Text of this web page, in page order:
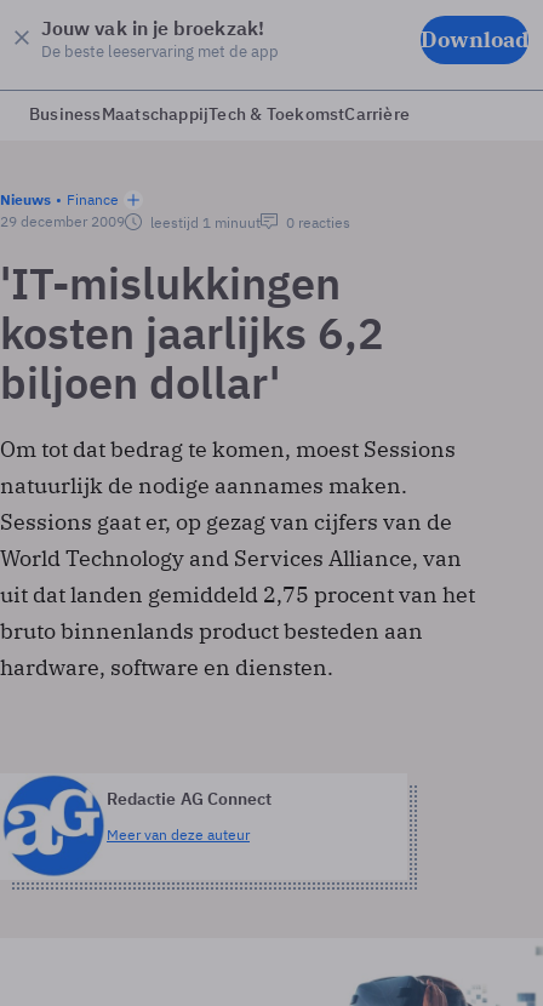
Jouw vak in je broekzak!
De beste leeservaring met de app Download
BusinessMaatschappijTech & ToekomstCarrière
Nieuws
Finance
29 december 2009
leestijd 1 minuut 0 reacties
'IT-mislukkingen
kosten jaarlijks 6,2
biljoen dollar'
Om tot dat bedrag te komen, moest Sessions
natuurlijk de nodige aannames maken.
Sessions gaat er, op gezag van cijfers van de
World Technology and Services Alliance, van
uit dat landen gemiddeld 2,75 procent van het
bruto binnenlands product besteden aan
hardware, software en diensten.
Redactie AG Connect
Meer van deze auteur